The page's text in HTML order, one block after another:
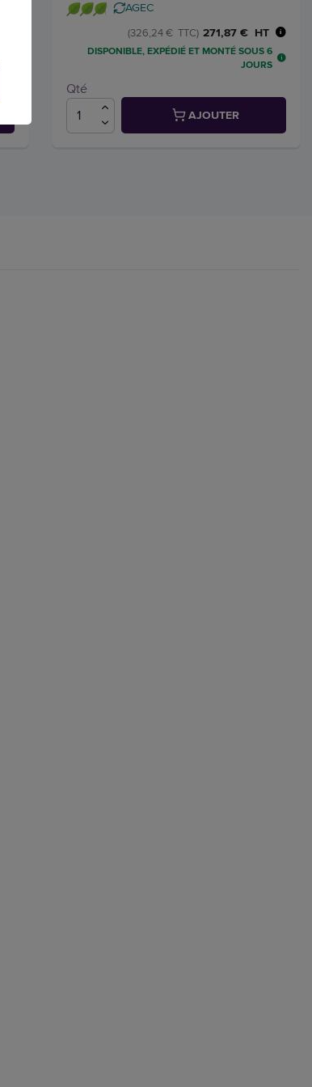
AGEC
271,87 € HT
(326,24 € TTC)
DISPONIBLE, EXPÉDIÉ ET MONTÉ SOUS 6
JOURS
Qté
AJOUTER